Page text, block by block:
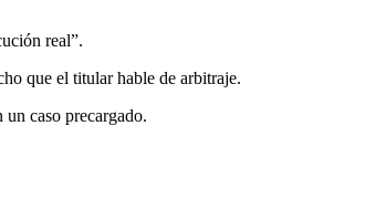
real”.
que el titular hable de arbitraje.
un caso precargado.